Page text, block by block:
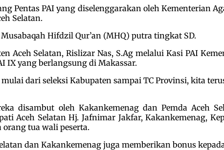
Pentas PAI yang diselenggarakan oleh Kementerian
Selatan.
Hifdzil Qur’an (MHQ) putra tingkat SD.
Aceh Selatan, Rislizar Nas, S.Ag melalui Kasi PAI
IX yang berlangsung di Makassar.
dari seleksi Kabupaten sampai TC Provinsi, kita
disambut oleh Kakankemenag dan Pemda Aceh
Aceh Selatan Hj. Jafnimar Jakfar, Kakankemenag,
tua wali peserta.
dan Kakankemenag juga memberikan bonus